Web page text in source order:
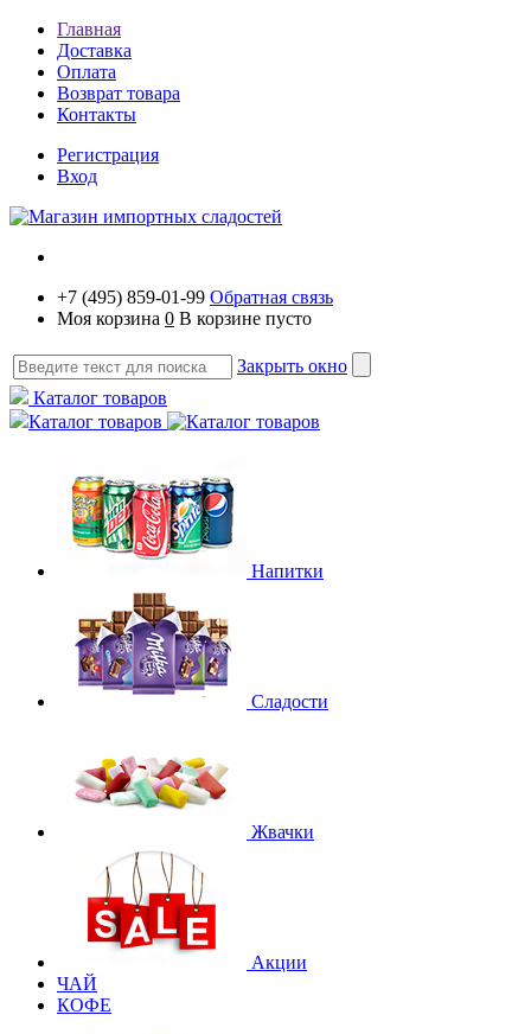
Главная
Доставка
Оплата
Возврат товара
Контакты
Регистрация
Вход
+7 (495) 859-01-99 Обратная связь
Моя корзина 0 В корзине пусто
Закрыть окно
Каталог товаров
Каталог товаров
Напитки
Сладости
Жвачки
Акции
ЧАЙ
КОФЕ